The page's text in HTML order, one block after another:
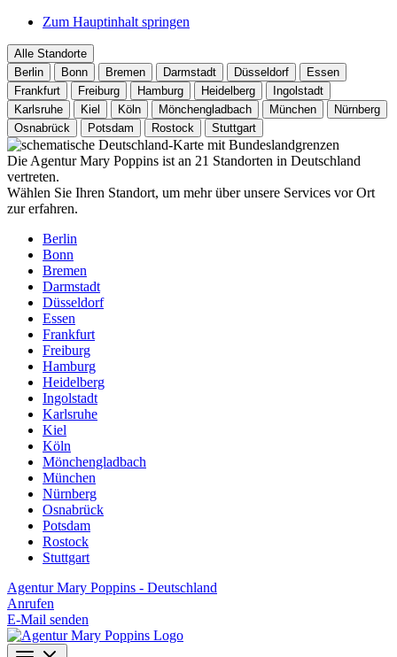
Zum Hauptinhalt springen
Alle Standorte
Berlin
Bonn Bremen Darmstadt Düsseldorf
Essen
Frankfurt
Freiburg Hamburg Heidelberg
Ingolstadt
Karlsruhe
Kiel Köln Mönchengladbach München
Nürnberg
Osnabrück
Potsdam Rostock Stuttgart
Die Agentur Mary Poppins ist an 21 Standorten in Deutschland
vertreten.
Wählen Sie Ihren Standort, um mehr über unsere Services vor Ort
zur erfahren.
Berlin
Bonn
Bremen
Darmstadt
Düsseldorf
Essen
Frankfurt
Freiburg
Hamburg
Heidelberg
Ingolstadt
Karlsruhe
Kiel
Köln
Mönchengladbach
München
Nürnberg
Osnabrück
Potsdam
Rostock
Stuttgart
Agentur Mary Poppins - Deutschland
Anrufen
E-Mail senden